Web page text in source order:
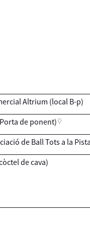
Altrium (local B-p)
de ponent)
de Ball Tots a la
de cava)